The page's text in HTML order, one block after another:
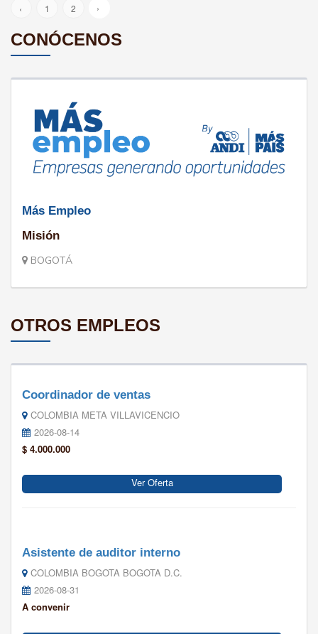
‹ 1 2 ›
CONÓCENOS
Más Empleo
Misión
BOGOTÁ
OTROS EMPLEOS
Coordinador de ventas
COLOMBIA META VILLAVICENCIO
2026-08-14
$ 4.000.000
Ver Oferta
Asistente de auditor interno
COLOMBIA BOGOTA BOGOTA D.C.
2026-08-31
A convenir